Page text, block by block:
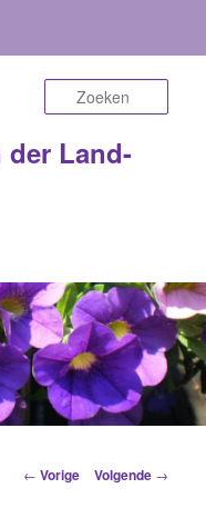
der Land-
Berichtnavigatie
← Vorige Volgende →